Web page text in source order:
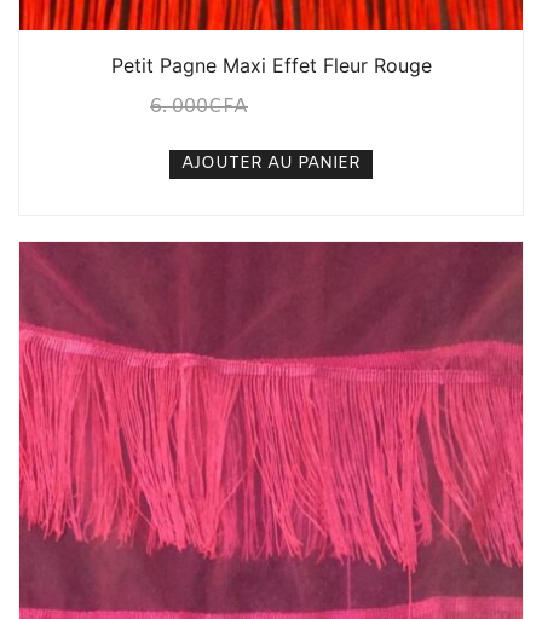
Petit Pagne Maxi Effet Fleur Rouge
6. 000CFA
AJOUTER AU PANIER